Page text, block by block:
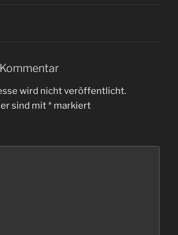
wird nicht veröffentlicht.
sind mit* markiert